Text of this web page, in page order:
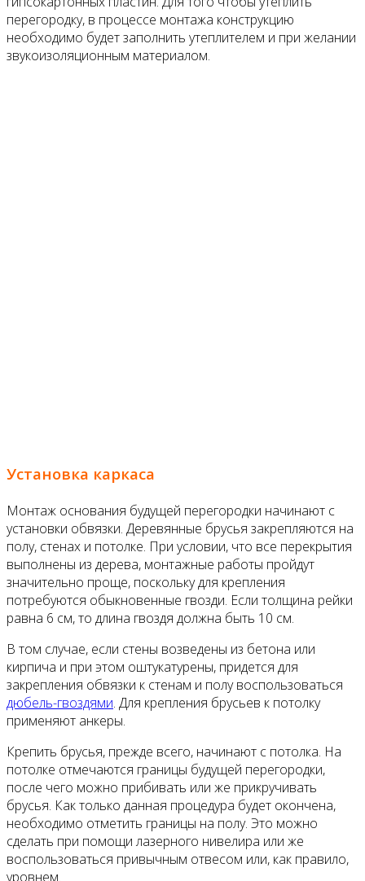
перегородку, в процессе монтажа конструкцию
необходимо будет заполнить утеплителем и при желании
звукоизоляционным материалом.
Установка каркаса
Монтаж основания будущей перегородки начинают с
установки обвязки. Деревянные брусья закрепляются на
полу, стенах и потолке. При условии, что все перекрытия
выполнены из дерева, монтажные работы пройдут
значительно проще, поскольку для крепления
потребуются обыкновенные гвозди. Если толщина рейки
равна 6 см, то длина гвоздя должна быть 10 см.
В том случае, если стены возведены из бетона или
кирпича и при этом оштукатурены, придется для
закрепления обвязки к стенам и полу воспользоваться
дюбель-гвоздями. Для крепления брусьев к потолку
применяют анкеры.
Крепить брусья, прежде всего, начинают с потолка. На
потолке отмечаются границы будущей перегородки,
после чего можно прибивать или же прикручивать
брусья. Как только данная процедура будет окончена,
необходимо отметить границы на полу. Это можно
сделать при помощи лазерного нивелира или же
воспользоваться привычным отвесом или, как правило,
уровнем.